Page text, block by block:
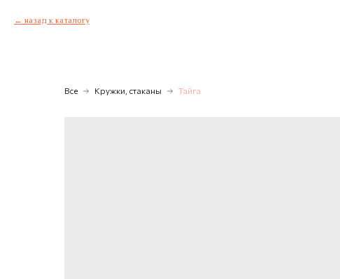
назад к каталогу
Все Кружки, стаканы Тайга